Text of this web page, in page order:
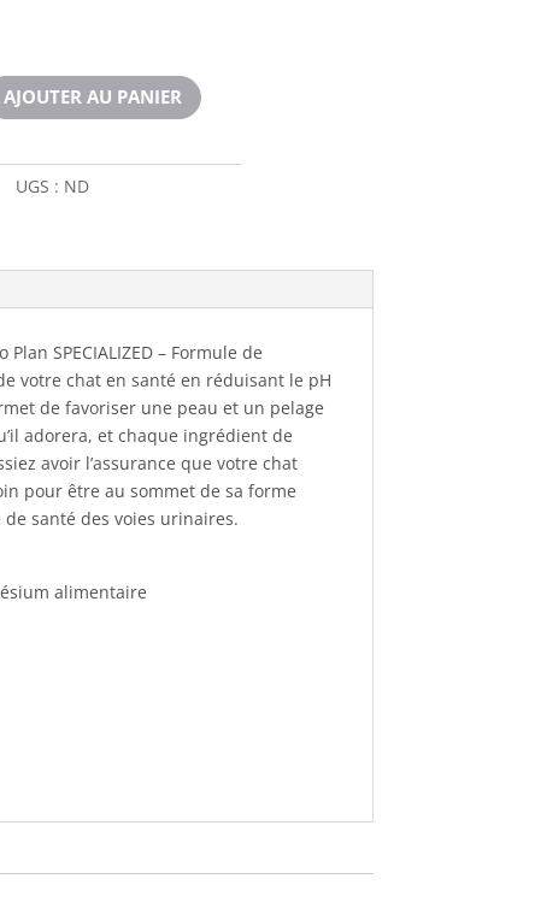
AJOUTER AU PANIER
UGS : ND
SPECIALIZED – Formule de
votre chat en santé en réduisant le pH
de favoriser une peau et un pelage
adorera, et chaque ingrédient de
avoir l’assurance que votre chat
pour être au sommet de sa forme
santé des voies urinaires.
alimentaire